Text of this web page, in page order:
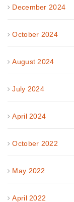
December 2024
October 2024
August 2024
July 2024
April 2024
October 2022
May 2022
April 2022